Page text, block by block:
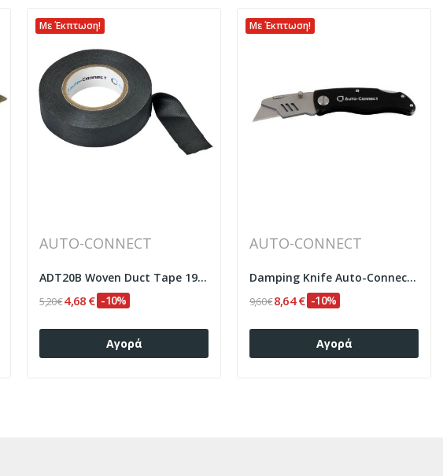
Με Έκπτωση!
AUTO-CONNECT
ADT20B Woven Duct Tape 19mm 20m Auto-Connect
5,20 €4,68 € -10%
Αγορά
Με Έκπτωση!
AUTO-CONNECT
Damping Knife Auto-Connect 720DKNIFE
9,60 €8,64 € -10%
Αγορά